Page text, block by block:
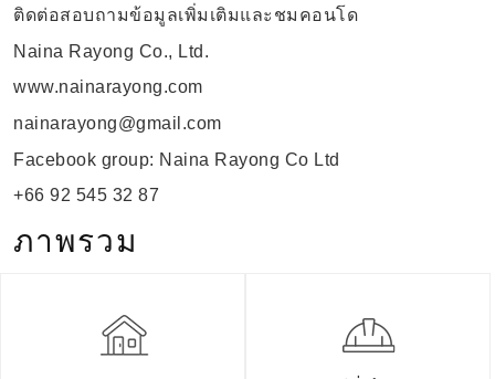
ติดต่อสอบถามข้อมูลเพิ่มเติมและชมคอนโด
Naina Rayong Co., Ltd.
www.nainarayong.com
nainarayong@gmail.com
Facebook group: Naina Rayong Co Ltd
+66 92 545 32 87
ภาพรวม